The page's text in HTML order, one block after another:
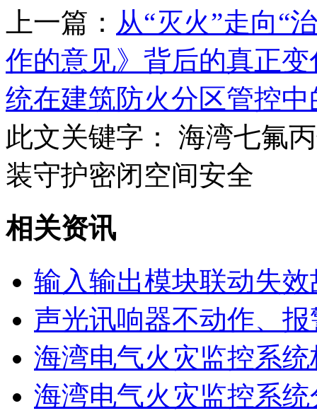
上一篇： 从“灭火”走向“
作的意见》背后的真正变
统在建筑防火分区管控
此文关键字：
海湾七氟
装守护密闭空间安全
相关资讯
输入输出模块联动失效
声光讯响器不动作、
海湾电气火灾监控系
海湾电气火灾监控系